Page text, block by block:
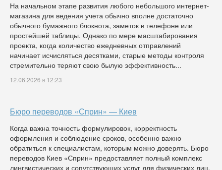
На начальном этапе развития любого небольшого интернет-
магазина для ведения учета обычно вполне достаточно
обычного бумажного блокнота, заметок в телефоне или
простейшей таблицы. Однако по мере масштабирования
проекта, когда количество ежедневных отправлений
начинает исчисляться десятками, старые методы контроля
стремительно теряют свою былую эффективность...
12.06.2026 в 12:23
Бюро переводов «Сприн» — Киев
Когда важна точность формулировок, корректность
оформления и соблюдение сроков, особенно важно
обратиться к специалистам, которым можно доверять. Бюро
переводов Киев «Сприн» предоставляет полный комплекс
лингвистических и сопутствующих услуг для физических лиц,